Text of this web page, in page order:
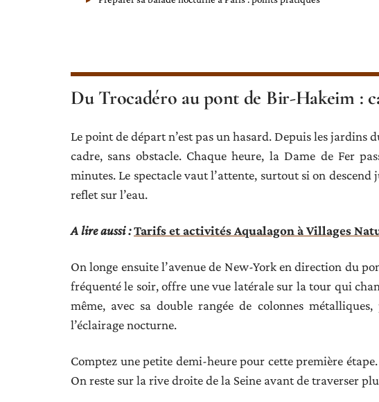
Du Trocadéro au pont de Bir-Hakeim :
Le point de départ n’est pas un hasard. Depuis les jardins
cadre, sans obstacle. Chaque heure, la Dame de Fer
minutes. Le spectacle vaut l’attente, surtout si on
reflet sur l’eau.
A lire aussi :Tarifs et activités Aqualagon à Villages
On longe ensuite l’avenue de New-York en direction du
fréquenté le soir, offre une vue latérale sur la tour qui
même, avec sa double rangée de colonnes
l’éclairage nocturne.
Comptez une petite demi-heure pour cette première
On reste sur la rive droite de la Seine avant de traverser